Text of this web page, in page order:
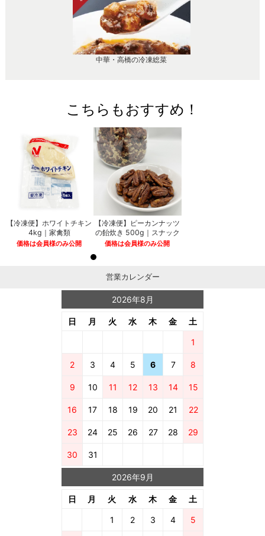
中華・高橋の冷凍総菜
こちらもおすすめ！
【冷凍便】ホワイトチキン
4kg｜家禽類
価格は会員様のみ公開
【冷凍便】ピーカンナッツ
の飴炊き 500g｜スナック
価格は会員様のみ公開
営業カレンダー
2026年8月
日 月 火 水 木 金 土
1
2 3 4 5 6 7 8
9 10 11 12 13 14 15
16 17 18 19 20 21 22
23 24 25 26 27 28 29
30 31
2026年9月
日 月 火 水 木 金 土
1 2 3 4 5